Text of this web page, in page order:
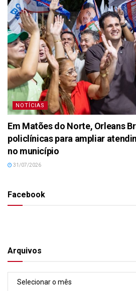
NOTÍCIAS
Em Matões do Norte, Orleans
policlínicas para ampliar
no município
31/07/2026
Facebook
Arquivos